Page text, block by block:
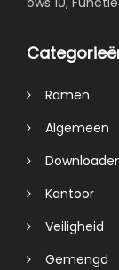
Ramen
Algemeen
Kantoor
Veiligheid
Gemengd